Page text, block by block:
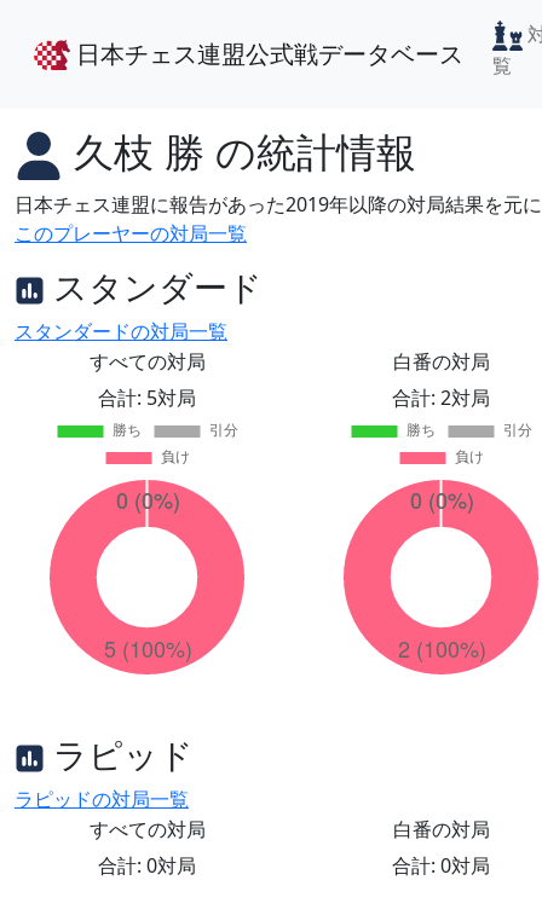
日本チェス連盟公式戦データベース
覧
久枝 勝 の統計情報
日本チェス連盟に報告があった2019年以降の対局結果を元
このプレーヤーの対局一覧
スタンダード
スタンダードの対局一覧
すべての対局
合計: 5対局
白番の対局
合計: 2対局
ラピッド
ラピッドの対局一覧
すべての対局
合計: 0対局
白番の対局
合計: 0対局